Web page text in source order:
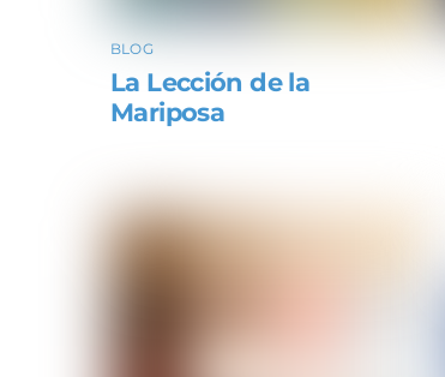
BLOG
La Lección de la
Mariposa